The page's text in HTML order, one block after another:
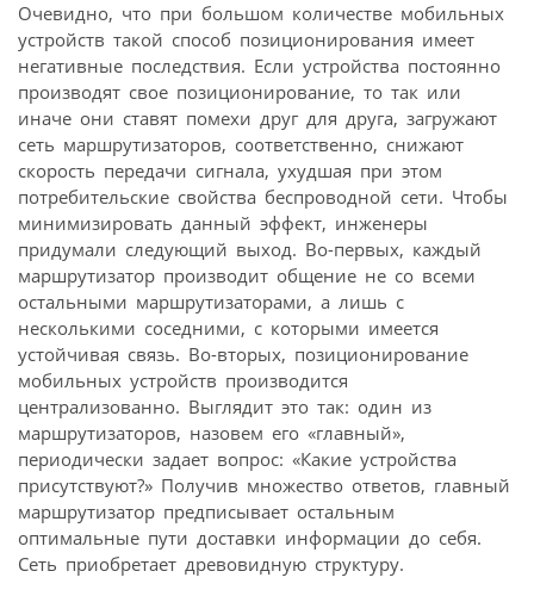
Очевидно, что при большом количестве мобильных
устройств такой способ позиционирования имеет
негативные последствия. Если устройства постоянно
производят свое позиционирование, то так или
иначе они ставят помехи друг для друга, загружают
сеть маршрутизаторов, соответственно, снижают
скорость передачи сигнала, ухудшая при этом
потребительские свойства беспроводной сети. Чтобы
минимизировать данный эффект, инженеры
придумали следующий выход. Во-первых, каждый
маршрутизатор производит общение не со всеми
остальными маршрутизаторами, а лишь с
несколькими соседними, с которыми имеется
устойчивая связь. Во-вторых, позиционирование
мобильных устройств производится
централизованно. Выглядит это так: один из
маршрутизаторов, назовем его «главный»,
периодически задает вопрос: «Какие устройства
присутствуют?» Получив множество ответов, главный
маршрутизатор предписывает остальным
оптимальные пути доставки информации до себя.
Сеть приобретает древовидную структуру.